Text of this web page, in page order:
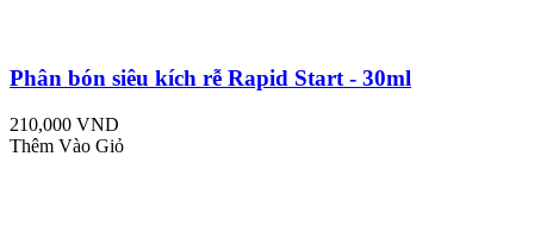
Phân bón siêu kích rễ Rapid Start - 30ml
210,000 VND
Thêm Vào Giỏ